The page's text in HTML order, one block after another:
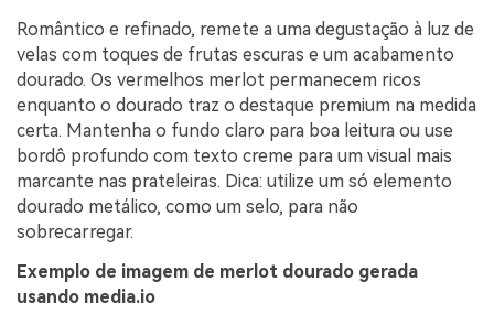
Romântico e refinado, remete a uma degustação à luz de
velas com toques de frutas escuras e um acabamento
dourado. Os vermelhos merlot permanecem ricos
enquanto o dourado traz o destaque premium na medida
certa. Mantenha o fundo claro para boa leitura ou use
bordô profundo com texto creme para um visual mais
marcante nas prateleiras. Dica: utilize um só elemento
dourado metálico, como um selo, para não
sobrecarregar.
Exemplo de imagem de merlot dourado gerada
usando media.io